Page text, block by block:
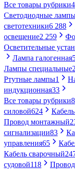
Все товары рубрики
Светодиодные
светотехники6 288
освещение2 259
Осветительные
Лампа галогенная
Лампы специальные
Ртутные лампы1
индукционная33
Все товары рубрики
силовой624
Провод монтажный
сигнализации83
управления65
Кабель сварочный
судовой118